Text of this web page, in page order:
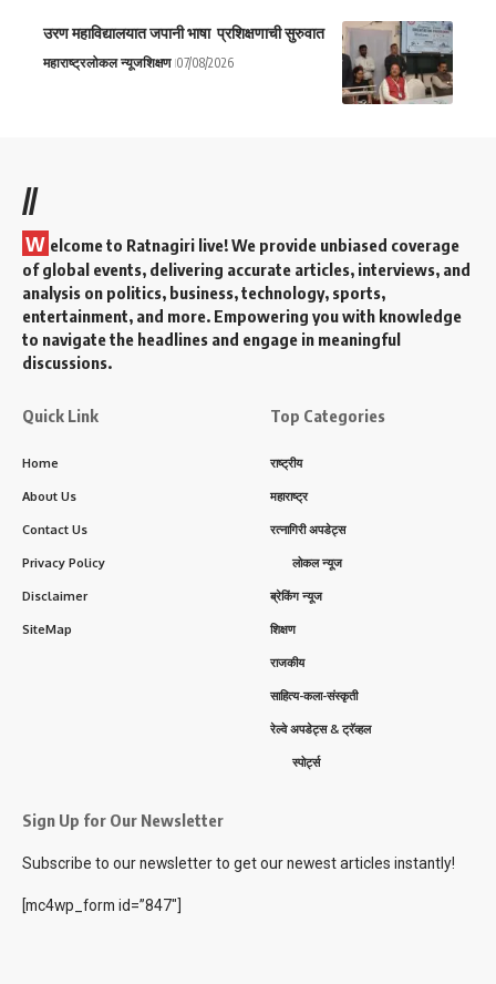
उरण महाविद्यालयात जपानी भाषा प्रशिक्षणाची सुरुवात
महाराष्ट्रलोकल न्यूजशिक्षण 07/08/2026
//
W elcome to Ratnagiri live! We provide unbiased coverage
of global events, delivering accurate articles, interviews, and
analysis on politics, business, technology, sports,
entertainment, and more. Empowering you with knowledge
to navigate the headlines and engage in meaningful
discussions.
Quick Link
Home
About Us
Contact Us
Privacy Policy
Disclaimer
SiteMap
Top Categories
राष्ट्रीय
महाराष्ट्र
रत्नागिरी अपडेट्स
लोकल न्यूज
ब्रेकिंग न्यूज
शिक्षण
राजकीय
साहित्य-कला-संस्कृती
रेल्वे अपडेट्स & ट्रॅव्हल
स्पोर्ट्स
Sign Up for Our Newsletter
Subscribe to our newsletter to get our newest articles instantly!
[mc4wp_form id=”847″]